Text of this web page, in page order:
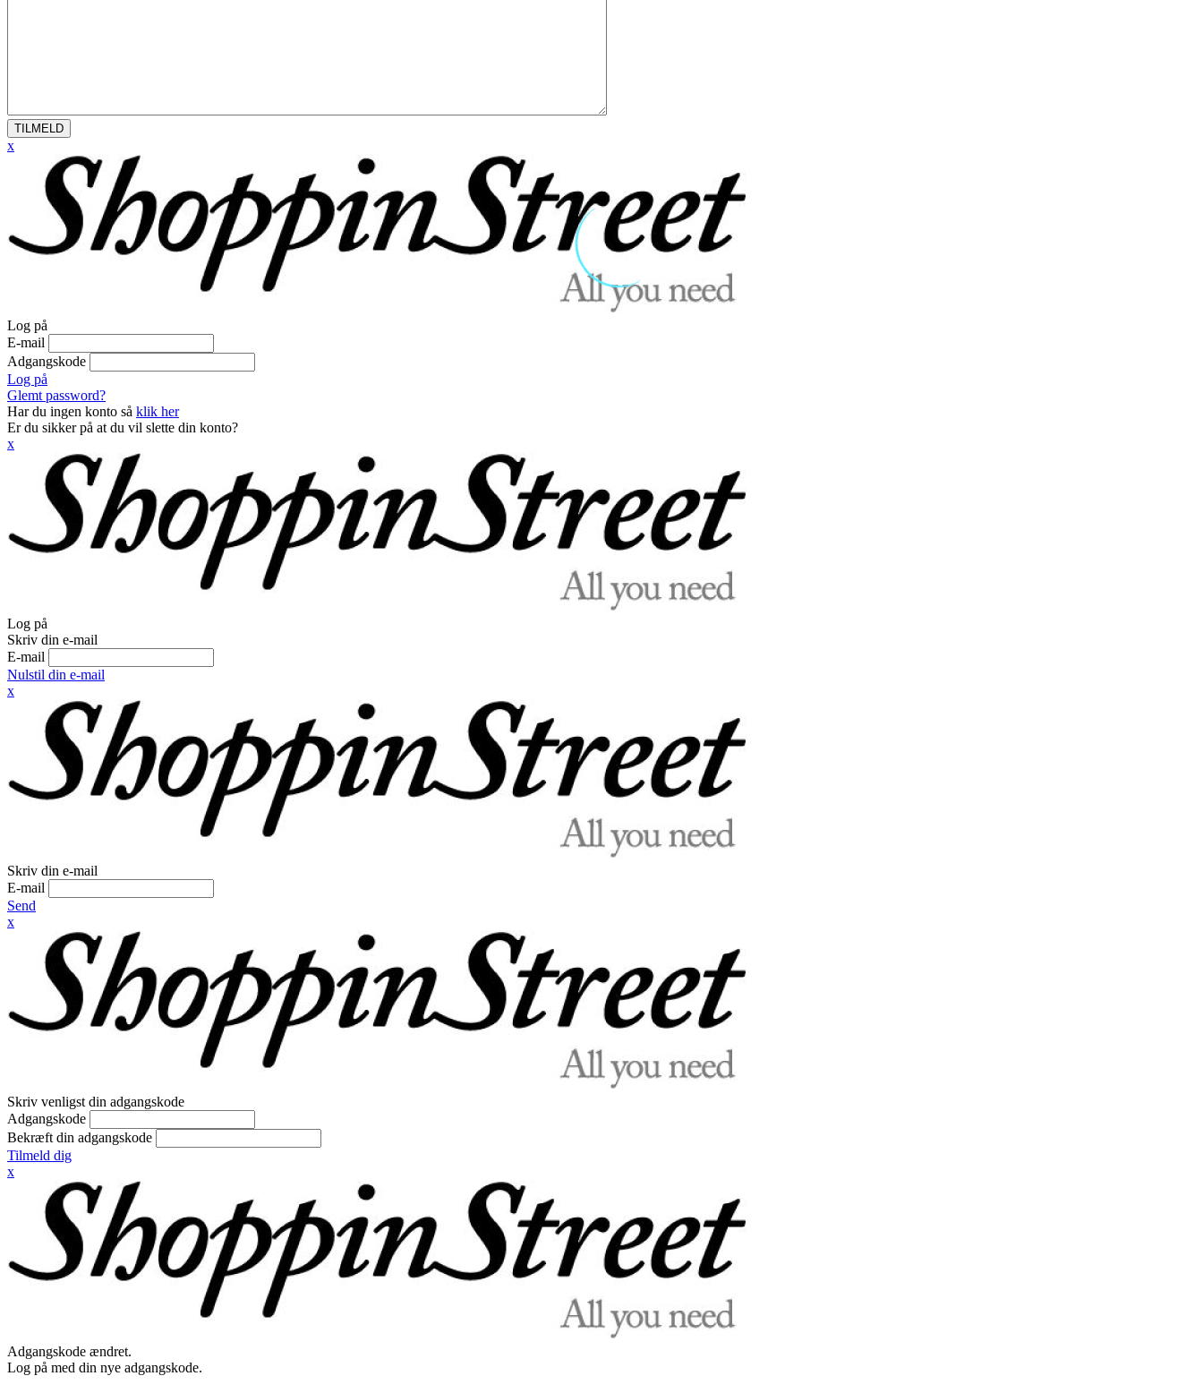
TILMELD
x
Log på
E-mail
Adgangskode
Log på
Glemt password?
Har du ingen konto så klik her
Er du sikker på at du vil slette din konto?
x
Log på
Skriv din e-mail
E-mail
Nulstil din e-mail
x
Skriv din e-mail
E-mail
Send
x
Skriv venligst din adgangskode
Adgangskode
Bekræft din adgangskode
Tilmeld dig
x
Adgangskode ændret.
Log på med din nye adgangskode.